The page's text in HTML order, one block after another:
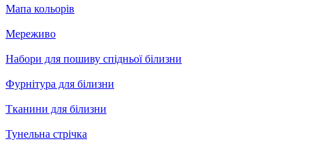
Мапа кольорів
Мереживо
Набори для пошиву спідньої білизни
Фурнітура для білизни
Тканини для білизни
Тунельна стрічка